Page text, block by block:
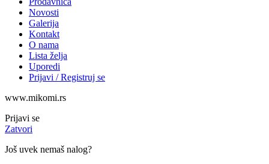
Novosti
Galerija
Kontakt
O nama
Lista želja
Uporedi
Prijavi / Registruj se
www.mikomi.rs
Prijavi se
Zatvori
Još uvek nemaš nalog?